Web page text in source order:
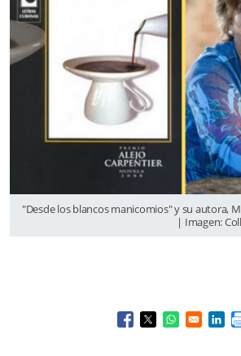
"Desde los blancos manicomios" y su autora,
| Imagen:
Opens in a new
Opens in a new
Opens in a